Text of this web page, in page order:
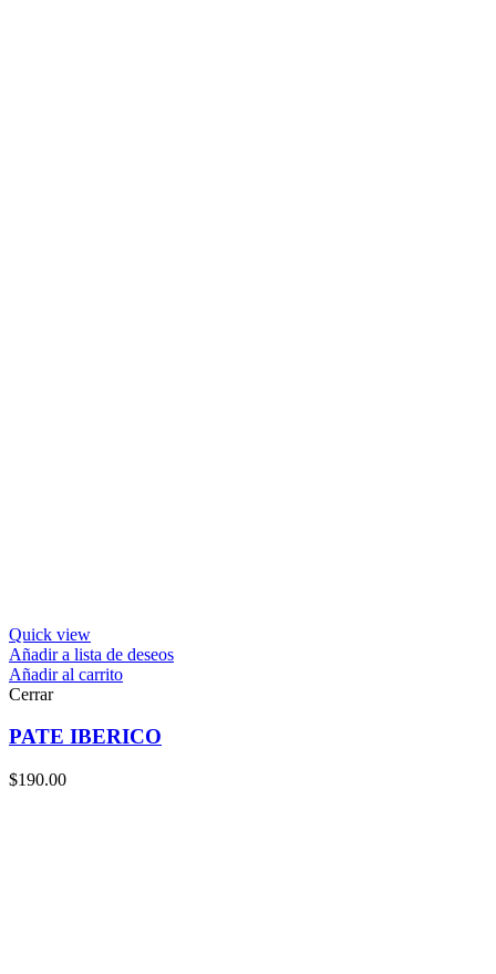
Quick view
Añadir a lista de deseos
Añadir al carrito
Cerrar
PATE IBERICO
$190.00